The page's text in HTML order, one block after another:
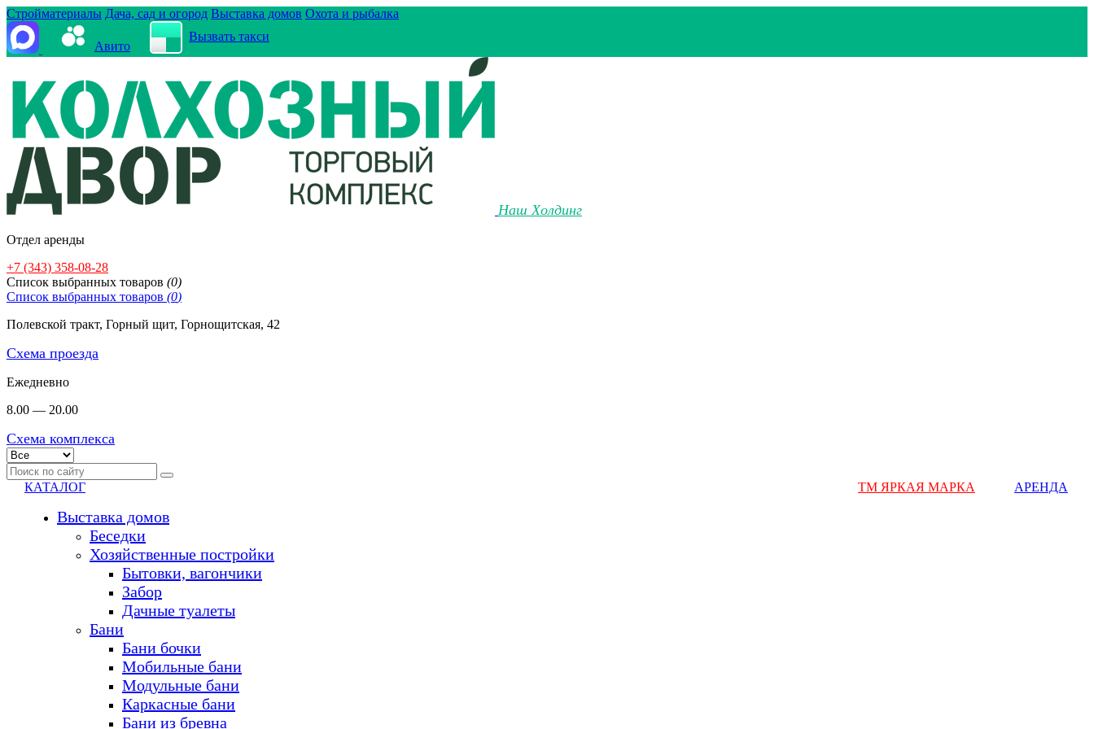
Стройматериалы Дача, сад и огород Выставка домов Охота и рыбалка
Авито
Вызвать такси
Наш Холдинг
Отдел аренды
+7 (343) 358-08-28
Cписок выбранных товаров (0)
Cписок выбранных товаров (0)
Полевской тракт, Горный щит, Горнощитская, 42
Схема проезда
Ежедневно
8.00 — 20.00
Схема комплекса
КАТАЛОГ
Выставка домов
Беседки
Хозяйственные постройки
Бытовки, вагончики
Забор
Дачные туалеты
Бани
Бани бочки
Мобильные бани
Модульные бани
Каркасные бани
Бани из бревна
ТМ ЯРКАЯ МАРКА АРЕНДА